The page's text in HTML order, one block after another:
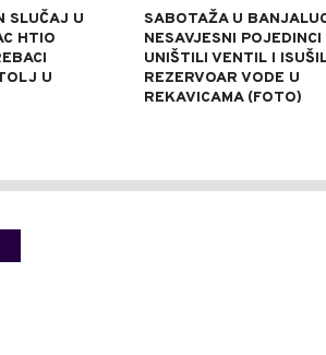
SLUČAJ U
HTIO
U
SABOTAŽA U
NESAVJESNI POJEDINCI
UNIŠTILI VENTIL I
REZERVOAR VODE U
REKAVICAMA (FOTO)